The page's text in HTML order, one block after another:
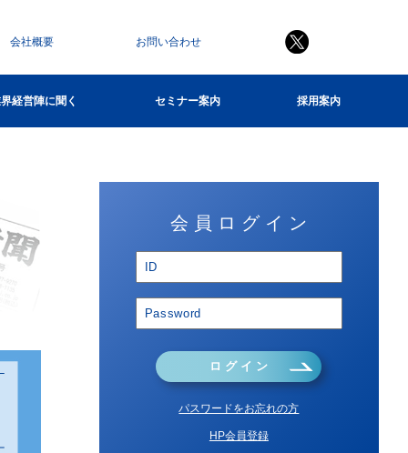
会社概要 お問い合わせ
経営陣に聞く セミナー案内 採用案内
会 員 ロ グ イ ン
ロ グ イ ン
パスワードをお忘れの方
HP会員登録